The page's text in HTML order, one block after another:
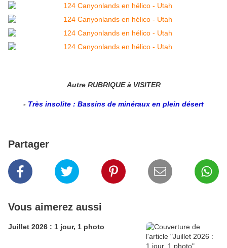
Autre RUBRIQUE à VISITER
- Très insolite : Bassins de minéraux en plein désert
Partager
Vous aimerez aussi
Juillet 2026 : 1 jour, 1 photo